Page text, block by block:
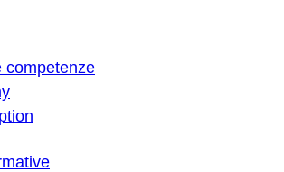
competenze